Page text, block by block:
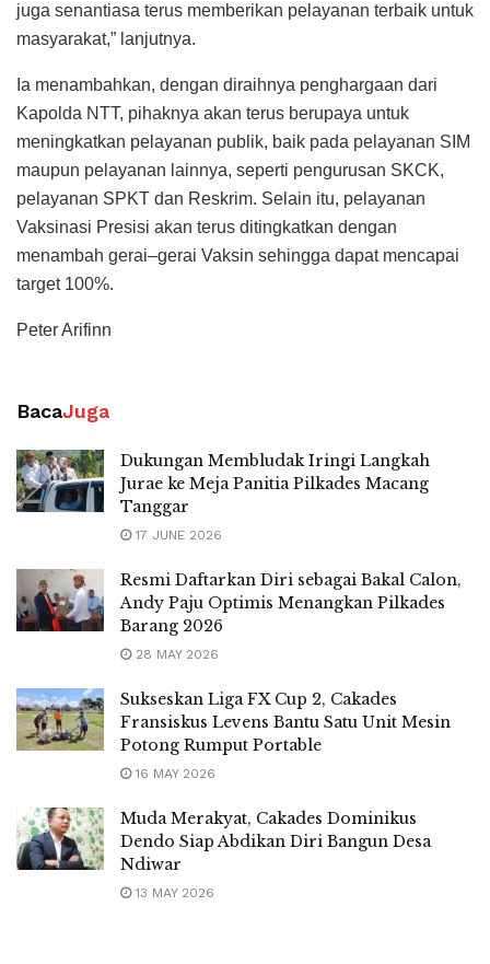
juga senantiasa terus memberikan pelayanan terbaik untuk
masyarakat,” lanjutnya.
Ia menambahkan, dengan diraihnya penghargaan dari
Kapolda NTT, pihaknya akan terus berupaya untuk
meningkatkan pelayanan publik, baik pada pelayanan SIM
maupun pelayanan lainnya, seperti pengurusan SKCK,
pelayanan SPKT dan Reskrim. Selain itu, pelayanan
Vaksinasi Presisi akan terus ditingkatkan dengan
menambah gerai–gerai Vaksin sehingga dapat mencapai
target 100%.
Peter Arifinn
BacaJuga
Dukungan Membludak Iringi Langkah
Jurae ke Meja Panitia Pilkades Macang
Tanggar
17 JUNE 2026
Resmi Daftarkan Diri sebagai Bakal Calon,
Andy Paju Optimis Menangkan Pilkades
Barang 2026
28 MAY 2026
Sukseskan Liga FX Cup 2, Cakades
Fransiskus Levens Bantu Satu Unit Mesin
Potong Rumput Portable
16 MAY 2026
Muda Merakyat, Cakades Dominikus
Dendo Siap Abdikan Diri Bangun Desa
Ndiwar
13 MAY 2026